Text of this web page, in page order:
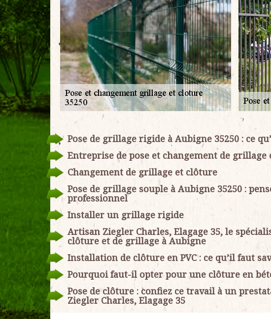
Pose de grillage rigide à Aubigne 35250 : ce
Entreprise de pose et changement de
Changement de grillage et clôture
Pose de grillage souple à Aubigne 35250 :
professionnel
Installer un grillage rigide
Artisan Ziegler Charles, Elagage 35, le
clôture et de grillage à Aubigne
Installation de clôture en PVC : ce qu’il faut
Pourquoi faut-il opter pour une clôture en
Pose de clôture : confiez ce travail à un
Ziegler Charles, Elagage 35